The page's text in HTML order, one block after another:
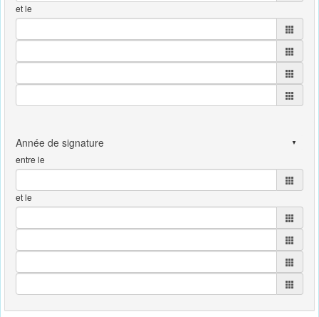
et le
entre le
et le